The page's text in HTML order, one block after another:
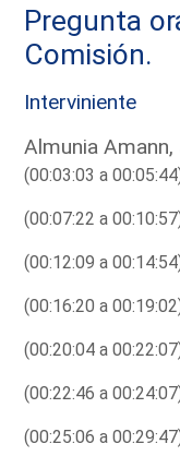
Pregunta
Comisión.
Interviniente
Almunia Amann,
(00:03:03 a
(00:07:22 a
(00:12:09 a
(00:16:20 a
(00:20:04 a
(00:22:46 a
(00:25:06 a